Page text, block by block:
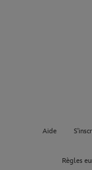
Aide
Règles